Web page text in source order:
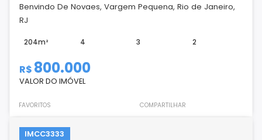
Benvindo De Novaes, Vargem Pequena, Rio de Janeiro,
RJ
204m² 4 3 2
R$ 800.000
VALOR DO IMÓVEL
FAVORITOS COMPARTILHAR
IMCC3333